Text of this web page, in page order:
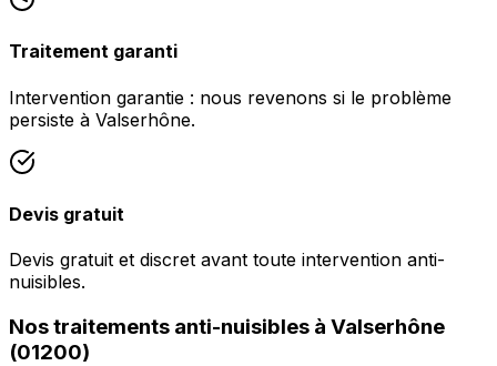
Traitement garanti
Intervention garantie : nous revenons si le problème
persiste à Valserhône.
Devis gratuit
Devis gratuit et discret avant toute intervention anti-
nuisibles.
Nos traitements anti-nuisibles à Valserhône
(01200)